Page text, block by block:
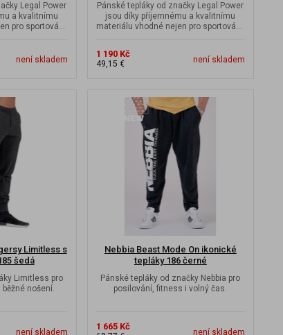
Legal Power
a kvalitnímu
pro sportování,
není skladem
Pánské tepláky od značky Legal Power
jsou díky příjemnému a kvalitnímu
materiálu vhodné nejen pro sportování,
1 190 Kč
49,15 € není skladem
Limitless s
šedá
Limitless pro
nošení.
není skladem
Nebbia Beast Mode On ikonické
tepláky 186 černé
Pánské tepláky od značky Nebbia pro
posilování, fitness i volný čas.
1 665 Kč
není skladem